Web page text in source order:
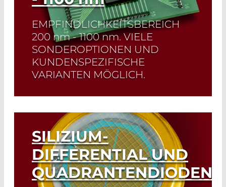
EMPFINDLICHKEITSBEREICH
200 nm - 1100 nm. VIELE
SONDEROPTIONEN UND
KUNDENSPEZIFISCHE
VARIANTEN MÖGLICH.
Read More
SILIZIUM-
DIFFERENTIAL UND
QUADRANTENDIODEN